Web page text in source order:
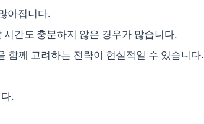
아집니다.
간도 충분하지 않은 경우가 많습니다.
함께 고려하는 전략이 현실적일 수 있습니다.
.